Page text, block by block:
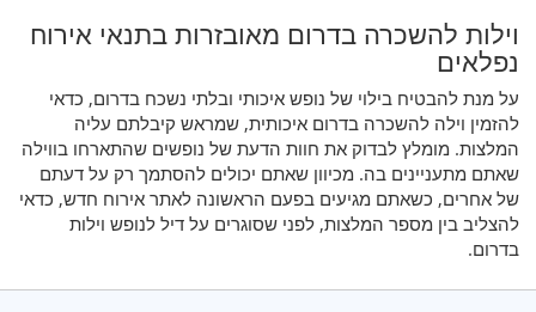
וילות להשכרה בדרום מאובזרות בתנאי אירוח
נפלאים
על מנת להבטיח בילוי של נופש איכותי ובלתי נשכח בדרום, כדאי
להזמין וילה להשכרה בדרום איכותית, שמראש קיבלתם עליה
המלצות. מומלץ לבדוק את חוות הדעת של נופשים שהתארחו בווילה
שאתם מתעניינים בה. מכיוון שאתם יכולים להסתמך רק על דעתם
של אחרים, כשאתם מגיעים בפעם הראשונה לאתר אירוח חדש, כדאי
להצליב בין מספר המלצות, לפני שסוגרים על דיל לנופש וילות
בדרום.